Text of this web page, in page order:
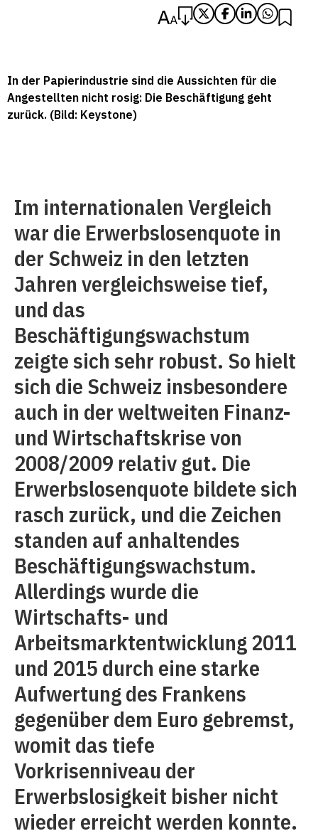
In der Papierindustrie sind die Aussichten für die
Angestellten nicht rosig: Die Beschäftigung geht
zurück. (Bild: Keystone)
Im internationalen Vergleich
war die Erwerbslosenquote in
der Schweiz in den letzten
Jahren vergleichsweise tief,
und das
Beschäftigungswachstum
zeigte sich sehr robust. So hielt
sich die Schweiz insbesondere
auch in der weltweiten Finanz-
und Wirtschaftskrise von
2008/2009 relativ gut. Die
Erwerbslosenquote bildete sich
rasch zurück, und die Zeichen
standen auf anhaltendes
Beschäftigungswachstum.
Allerdings wurde die
Wirtschafts- und
Arbeitsmarktentwicklung 2011
und 2015 durch eine starke
Aufwertung des Frankens
gegenüber dem Euro gebremst,
womit das tiefe
Vorkrisenniveau der
Erwerbslosigkeit bisher nicht
wieder erreicht werden konnte.